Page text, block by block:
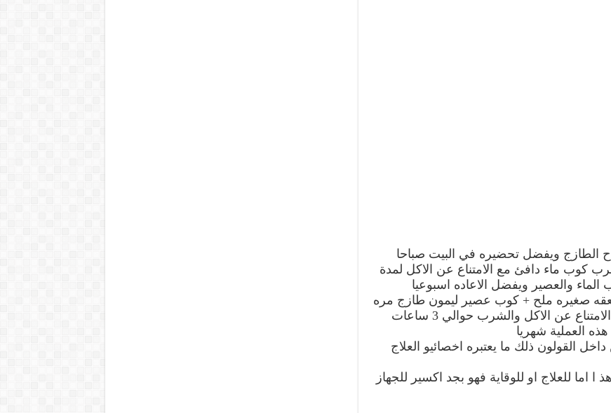
الطازج ويفضل تحضيره في البيت صباحا
كوب ماء دافئ مع الامتناع عن الاكل لمدة
والعصير ويفضل الاعاده اسبوعيا
صغيره ملح + كوب عصير ليمون طازج مره
في الشهر صباحا وعلى الريق تماما مع الامتناع عن الاكل والشرب حوالي 3 ساعات
العملية شهريا
القولون ذلك ما يعتبره اخصائيو العلاج
اما للعلاج او للوقاية فهو بجد اكسير للجهاز